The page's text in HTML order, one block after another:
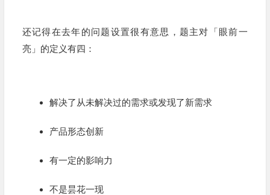
还记得在去年的问题设置很有意思，题主对「眼前一
亮」的定义有四：
解决了从未解决过的需求或发现了新需求
产品形态创新
有一定的影响力
不是昙花一现